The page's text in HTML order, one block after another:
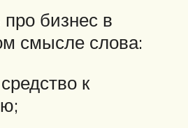
про бизнес в
смысле слова:
к